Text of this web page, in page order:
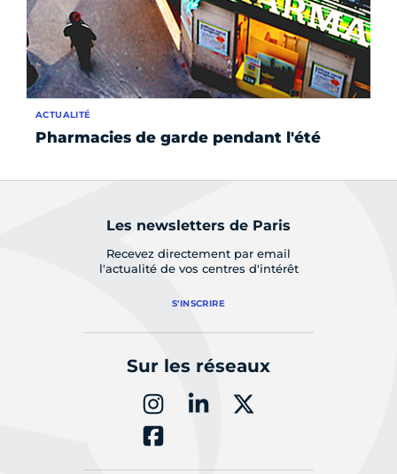
Pharmacies de garde pendant l'été
ACTUALITÉ
Les newsletters de Paris
Recevez directement par email
l'actualité de vos centres d'intérêt
S'INSCRIRE
Sur les réseaux